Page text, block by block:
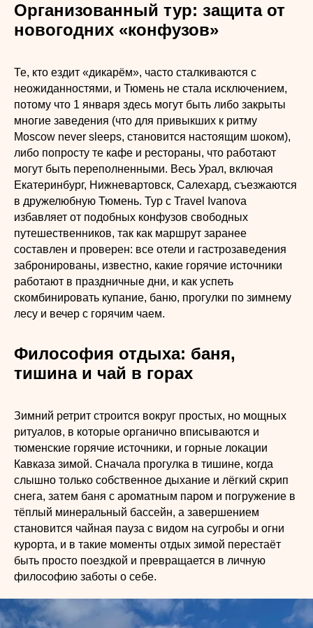
Организованный тур: защита от
новогодних «конфузов»
Те, кто ездит «дикарём», часто сталкиваются с
неожиданностями, и Тюмень не стала исключением,
потому что 1 января здесь могут быть либо закрыты
многие заведения (что для привыкших к ритму
Moscow never sleeps, становится настоящим шоком),
либо попросту те кафе и рестораны, что работают
могут быть переполненными. Весь Урал, включая
Екатеринбург, Нижневартовск, Салехард, съезжаются
в дружелюбную Тюмень. Тур с Travel Ivanova
избавляет от подобных конфузов свободных
путешественников, так как маршрут заранее
составлен и проверен: все отели и гастрозаведения
забронированы, известно, какие горячие источники
работают в праздничные дни, и как успеть
скомбинировать купание, баню, прогулки по зимнему
лесу и вечер с горячим чаем.
Философия отдыха: баня,
тишина и чай в горах
Зимний ретрит строится вокруг простых, но мощных
ритуалов, в которые органично вписываются и
тюменские горячие источники, и горные локации
Кавказа зимой. Сначала прогулка в тишине, когда
слышно только собственное дыхание и лёгкий скрип
снега, затем баня с ароматным паром и погружение в
тёплый минеральный бассейн, а завершением
становится чайная пауза с видом на сугробы и огни
курорта, и в такие моменты отдых зимой перестаёт
быть просто поездкой и превращается в личную
философию заботы о себе.